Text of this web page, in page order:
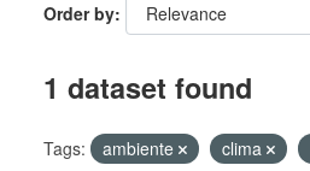
Order by
1 dataset found
Tags: ambiente clima